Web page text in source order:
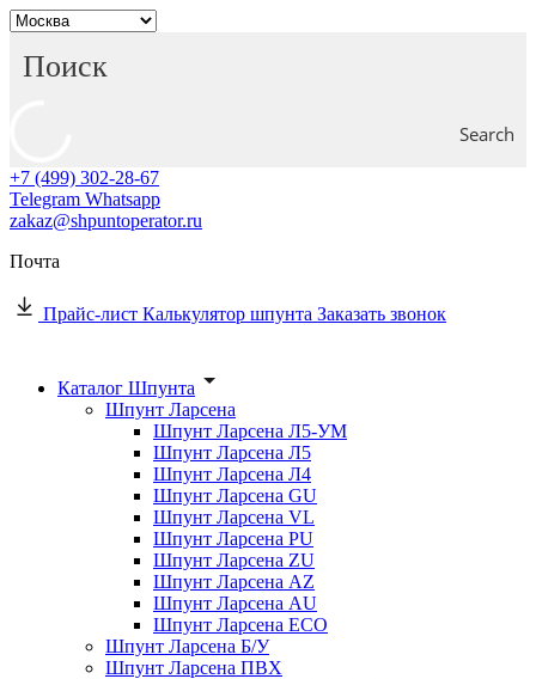
Search
+7 (499) 302-28-67
Telegram Whatsapp
zakaz@shpuntoperator.ru
Почта
Прайс-лист Калькулятор шпунта Заказать звонок
Каталог Шпунта
Шпунт Ларсена
Шпунт Ларсена Л5-УМ
Шпунт Ларсена Л5
Шпунт Ларсена Л4
Шпунт Ларсена GU
Шпунт Ларсена VL
Шпунт Ларсена PU
Шпунт Ларсена ZU
Шпунт Ларсена AZ
Шпунт Ларсена AU
Шпунт Ларсена ECO
Шпунт Ларсена Б/У
Шпунт Ларсена ПВХ